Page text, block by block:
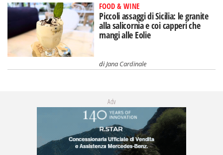
FOOD & WINE
Piccoli assaggi di Sicilia: le granite
alla salicornia e coi capperi che
mangi alle Eolie
diJana Cardinale
Adv